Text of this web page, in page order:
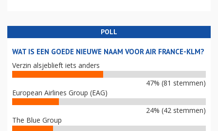
POLL
WAT IS EEN GOEDE NIEUWE NAAM VOOR AIR FRANCE-KLM?
Verzin alsjeblieft iets anders
47% (81 stemmen)
European Airlines Group (EAG)
24% (42 stemmen)
The Blue Group